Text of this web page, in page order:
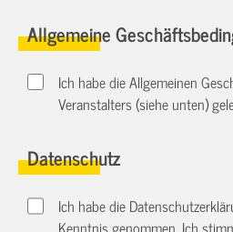
Allgemeine
Ich habe die Allgemeinen
Veranstalters (siehe unten)
Datenschutz
Ich habe die